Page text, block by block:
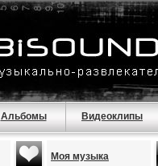
Альбомы Видеоклипы
Моя музыка